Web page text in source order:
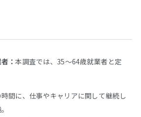
：本調査では、35～64歳就業者と定
間に、仕事やキャリアに関して継続し